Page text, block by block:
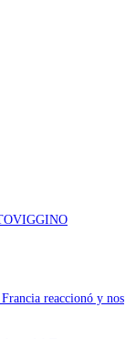
reaccionó y nos